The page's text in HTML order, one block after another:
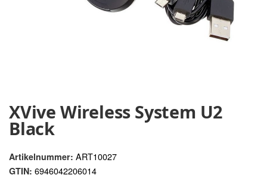
XVive Wireless System U2
Black
Artikelnummer: ART10027
GTIN: 6946042206014